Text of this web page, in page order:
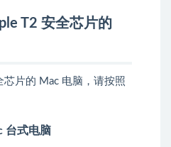
T2 安全芯片的
芯片的 Mac 电脑 ，请按照
台式电脑